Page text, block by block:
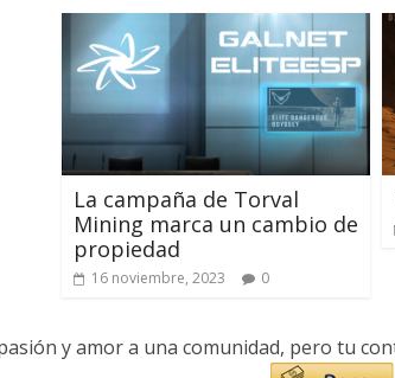
La campaña de Torval
Mining marca un cambio de
propiedad
16 noviembre, 2023 0
y amor a una comunidad, pero tu